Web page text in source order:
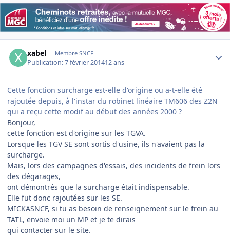
xabel Membre SNCF
Publication:7 février 201412 ans
Cette fonction surcharge est-elle d'origine ou a-t-elle été
rajoutée depuis, à l'instar du robinet linéaire TM606 des Z2N
qui a reçu cette modif au début des années 2000 ?
Bonjour,
cette fonction est d'origine sur les TGVA.
Lorsque les TGV SE sont sortis d'usine, ils n'avaient pas la
surcharge.
Mais, lors des campagnes d'essais, des incidents de frein lors
des dégarages,
ont démontrés que la surcharge était indispensable.
Elle fut donc rajoutées sur les SE.
MICKASNCF, si tu as besoin de renseignement sur le frein au
TATL, envoie moi un MP et je te dirais
qui contacter sur le site.